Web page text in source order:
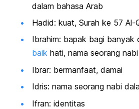
dalam bahasa Arab
Hadid: kuat, Surah ke 57 Al-
Ibrahim: bapak bagi banyak
baik hati, nama seorang
Ibrar: bermanfaat, damai
Idris: nama seorang nabi
Ifran: identitas